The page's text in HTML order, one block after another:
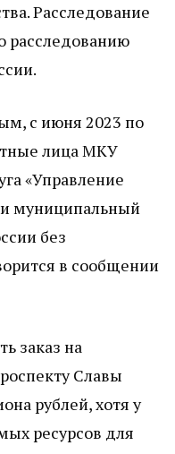
Расследование
расследованию
с июня 2023 по
лица МКУ
«Управление
муниципальный
без
в сообщении
заказ на
Славы
рублей, хотя у
ресурсов для